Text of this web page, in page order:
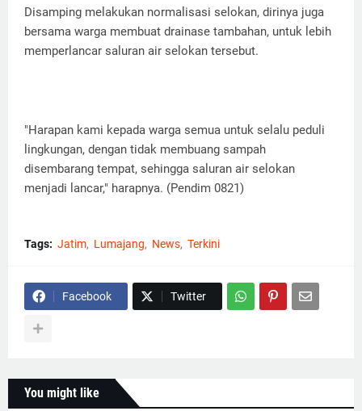
Disamping melakukan normalisasi selokan, dirinya juga
bersama warga membuat drainase tambahan, untuk lebih
memperlancar saluran air selokan tersebut.
"Harapan kami kepada warga semua untuk selalu peduli
lingkungan, dengan tidak membuang sampah
disembarang tempat, sehingga saluran air selokan
menjadi lancar," harapnya. (Pendim 0821)
Tags: Jatim Lumajang News Terkini
Facebook Twitter
You might like